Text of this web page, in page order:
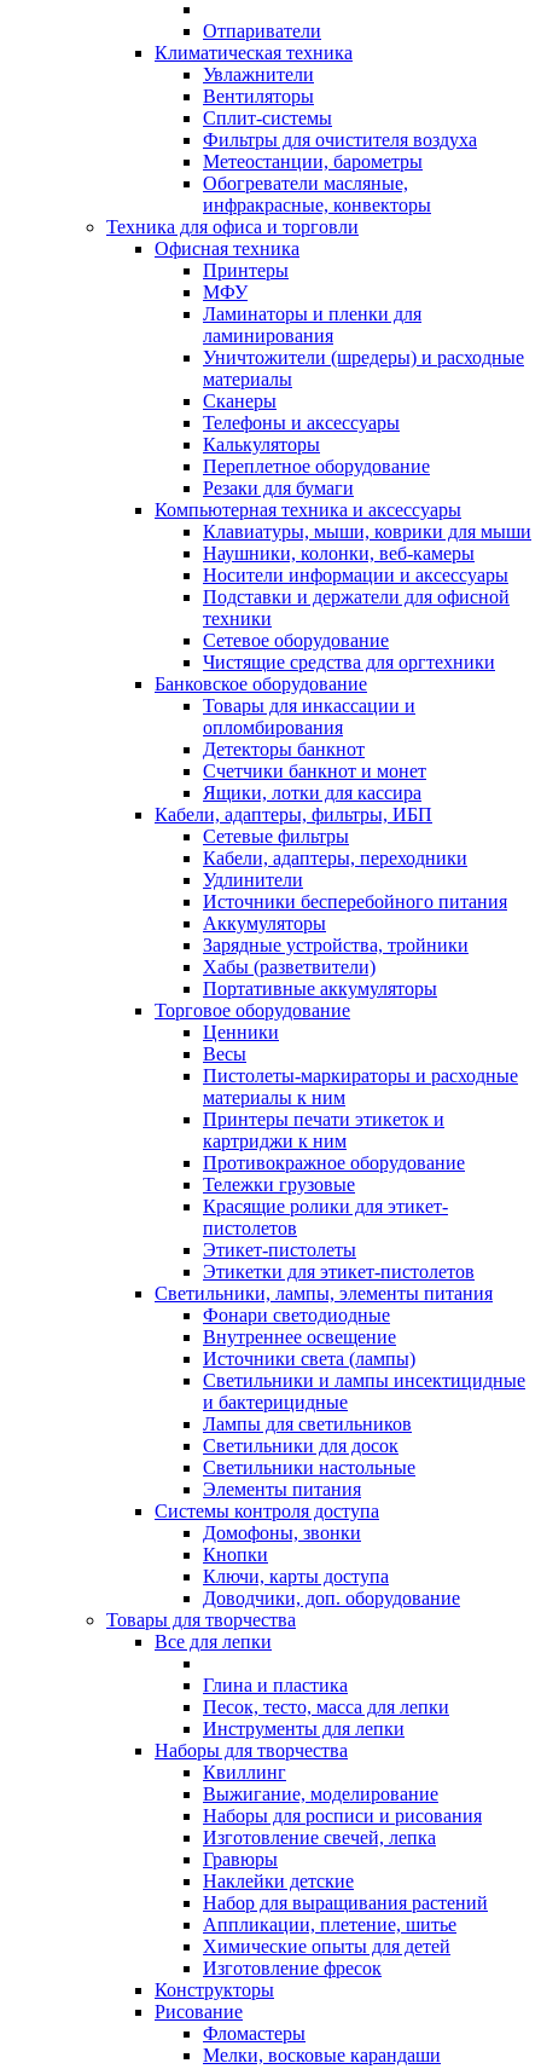
Отпариватели
Климатическая техника
Увлажнители
Вентиляторы
Сплит-системы
Фильтры для очистителя воздуха
Метеостанции, барометры
Обогреватели масляные,
инфракрасные, конвекторы
Техника для офиса и торговли
Офисная техника
Принтеры
МФУ
Ламинаторы и пленки для
ламинирования
Уничтожители (шредеры) и расходные
материалы
Сканеры
Телефоны и аксессуары
Калькуляторы
Переплетное оборудование
Резаки для бумаги
Компьютерная техника и аксессуары
Клавиатуры, мыши, коврики для мыши
Наушники, колонки, веб-камеры
Носители информации и аксессуары
Подставки и держатели для офисной
техники
Сетевое оборудование
Чистящие средства для оргтехники
Банковское оборудование
Товары для инкассации и
опломбирования
Детекторы банкнот
Счетчики банкнот и монет
Ящики, лотки для кассира
Кабели, адаптеры, фильтры, ИБП
Сетевые фильтры
Кабели, адаптеры, переходники
Удлинители
Источники бесперебойного питания
Аккумуляторы
Зарядные устройства, тройники
Хабы (разветвители)
Портативные аккумуляторы
Торговое оборудование
Ценники
Весы
Пистолеты-маркираторы и расходные
материалы к ним
Принтеры печати этикеток и
картриджи к ним
Противокражное оборудование
Тележки грузовые
Красящие ролики для этикет-
пистолетов
Этикет-пистолеты
Этикетки для этикет-пистолетов
Светильники, лампы, элементы питания
Фонари светодиодные
Внутреннее освещение
Источники света (лампы)
Светильники и лампы инсектицидные
и бактерицидные
Лампы для светильников
Светильники для досок
Светильники настольные
Элементы питания
Системы контроля доступа
Домофоны, звонки
Кнопки
Ключи, карты доступа
Доводчики, доп. оборудование
Товары для творчества
Все для лепки
Глина и пластика
Песок, тесто, масса для лепки
Инструменты для лепки
Наборы для творчества
Квиллинг
Выжигание, моделирование
Наборы для росписи и рисования
Изготовление свечей, лепка
Гравюры
Наклейки детские
Набор для выращивания растений
Аппликации, плетение, шитье
Химические опыты для детей
Изготовление фресок
Конструкторы
Рисование
Фломастеры
Мелки, восковые карандаши